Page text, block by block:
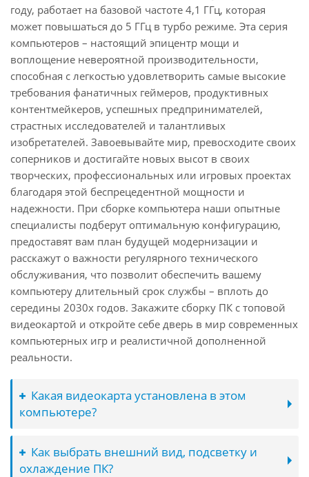
году, работает на базовой частоте 4,1 ГГц, которая
может повышаться до 5 ГГц в турбо режиме. Эта серия
компьютеров – настоящий эпицентр мощи и
воплощение невероятной производительности,
способная с легкостью удовлетворить самые высокие
требования фанатичных геймеров, продуктивных
контентмейкеров, успешных предпринимателей,
страстных исследователей и талантливых
изобретателей. Завоевывайте мир, превосходите своих
соперников и достигайте новых высот в своих
творческих, профессиональных или игровых проектах
благодаря этой беспрецедентной мощности и
надежности. При сборке компьютера наши опытные
специалисты подберут оптимальную конфигурацию,
предоставят вам план будущей модернизации и
расскажут о важности регулярного технического
обслуживания, что позволит обеспечить вашему
компьютеру длительный срок службы – вплоть до
середины 2030х годов. Закажите сборку ПК с топовой
видеокартой и откройте себе дверь в мир современных
компьютерных игр и реалистичной дополненной
реальности.
Какая видеокарта установлена в этом
компьютере?
Как выбрать внешний вид, подсветку и
охлаждение ПК?